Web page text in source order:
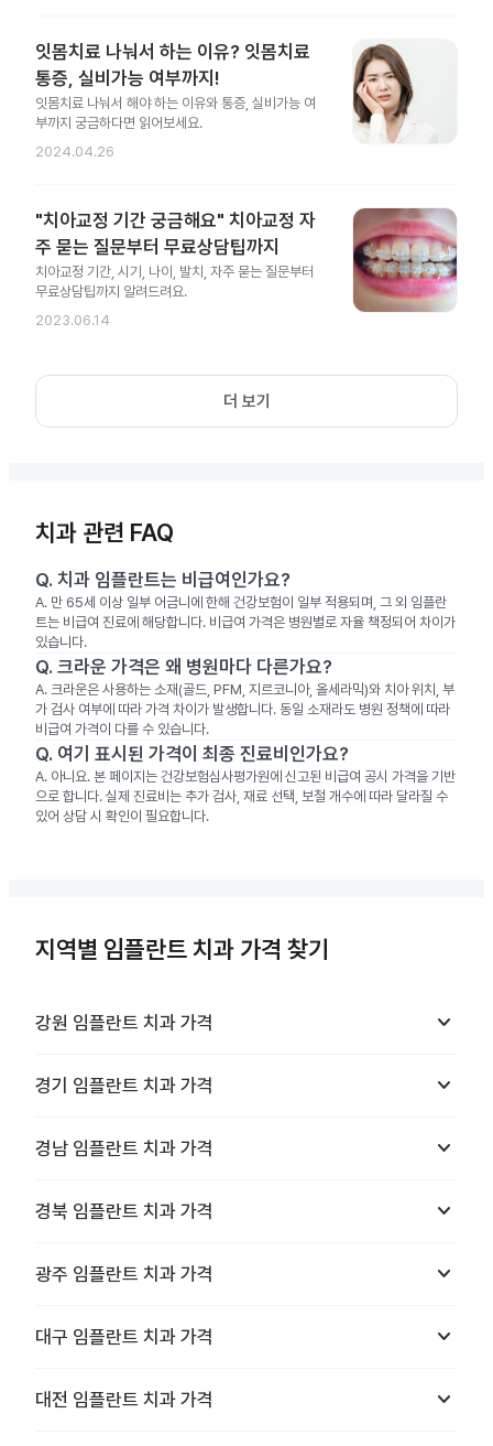
잇몸치료 나눠서 하는 이유? 잇몸치료
통증, 실비가능 여부까지!
잇몸치료 나눠서 해야 하는 이유와 통증, 실비가능 여
부까지 궁금하다면 읽어보세요.
2024.04.26
"치아교정 기간 궁금해요" 치아교정 자
주 묻는 질문부터 무료상담팁까지
치아교정 기간, 시기, 나이, 발치, 자주 묻는 질문부터
무료상담팁까지 알려드려요.
2023.06.14
더 보기
치과 관련 FAQ
Q. 치과 임플란트는 비급여인가요?
A. 만 65세 이상 일부 어금니에 한해 건강보험이 일부 적용되며, 그 외 임플란
트는 비급여 진료에 해당합니다. 비급여 가격은 병원별로 자율 책정되어 차이가
있습니다.
Q. 크라운 가격은 왜 병원마다 다른가요?
A. 크라운은 사용하는 소재(골드, PFM, 지르코니아, 올세라믹)와 치아 위치, 부
가 검사 여부에 따라 가격 차이가 발생합니다. 동일 소재라도 병원 정책에 따라
비급여 가격이 다를 수 있습니다.
Q. 여기 표시된 가격이 최종 진료비인가요?
A. 아니요. 본 페이지는 건강보험심사평가원에 신고된 비급여 공시 가격을 기반
으로 합니다. 실제 진료비는 추가 검사, 재료 선택, 보철 개수에 따라 달라질 수
있어 상담 시 확인이 필요합니다.
지역별 임플란트 치과 가격 찾기
강원 임플란트 치과 가격 keyboard_arrow_down
경기 임플란트 치과 가격 keyboard_arrow_down
경남 임플란트 치과 가격 keyboard_arrow_down
경북 임플란트 치과 가격 keyboard_arrow_down
광주 임플란트 치과 가격 keyboard_arrow_down
대구 임플란트 치과 가격 keyboard_arrow_down
대전 임플란트 치과 가격 keyboard_arrow_down